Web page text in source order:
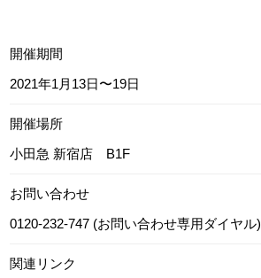
開催期間
2021年1月13日〜19日
開催場所
小田急 新宿店 B1F
お問い合わせ
0120-232-747 (お問い合わせ専用ダイヤル)
関連リンク